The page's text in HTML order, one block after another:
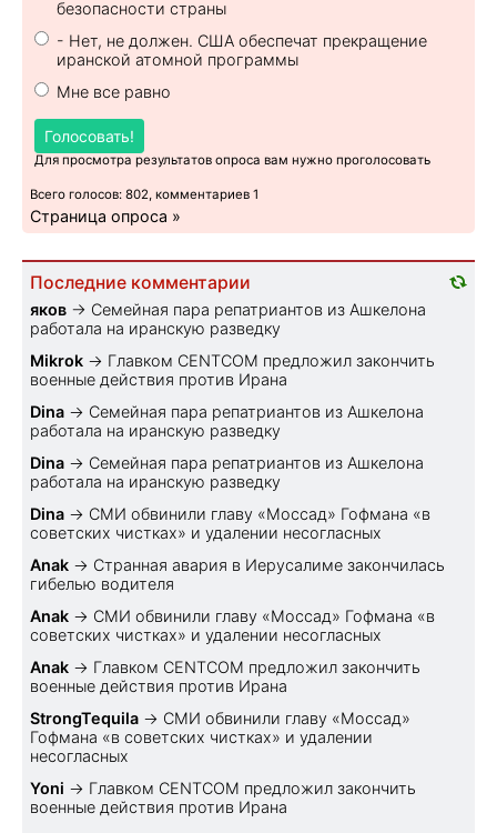
безопасности страны
- Нет, не должен. США обеспечат прекращение
иранской атомной программы
Мне все равно
Голосовать!
Для просмотра результатов опроса вам нужно проголосовать
Всего голосов: 802, комментариев 1
Страница опроса »
Последние комментарии
яков → Семейная пара репатриантов из Ашкелона
работала на иранскую разведку
Mikrok → Главком CENTCOM предложил закончить
военные действия против Ирана
Dina → Семейная пара репатриантов из Ашкелона
работала на иранскую разведку
Dina → Семейная пара репатриантов из Ашкелона
работала на иранскую разведку
Dina → СМИ обвинили главу «Моссад» Гофмана «в
советских чистках» и удалении несогласных
Anak → Странная авария в Иерусалиме закончилась
гибелью водителя
Anak → СМИ обвинили главу «Моссад» Гофмана «в
советских чистках» и удалении несогласных
Anak → Главком CENTCOM предложил закончить
военные действия против Ирана
StrongTequila → СМИ обвинили главу «Моссад»
Гофмана «в советских чистках» и удалении
несогласных
Yoni → Главком CENTCOM предложил закончить
военные действия против Ирана